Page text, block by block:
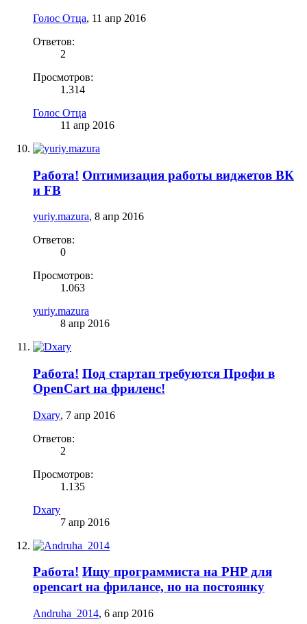
Голос Отца, 11 апр 2016
Ответов:
2
Просмотров:
1.314
Голос Отца
11 апр 2016
Работа! Оптимизация работы виджетов ВК
и FB
yuriy.mazura, 8 апр 2016
Ответов:
0
Просмотров:
1.063
yuriy.mazura
8 апр 2016
Работа! Под стартап требуются Профи в
OpenCart на фриленс!
Dxary, 7 апр 2016
Ответов:
2
Просмотров:
1.135
Dxary
7 апр 2016
Работа! Ищу программиста на PHP для
opencart на фрилансе, но на постоянку
Аndruha_2014, 6 апр 2016